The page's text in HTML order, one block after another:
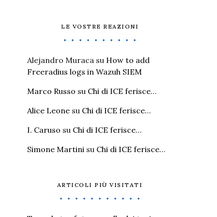
LE VOSTRE REAZIONI
Alejandro Muraca su How to add
Freeradius logs in Wazuh SIEM
Marco Russo su Chi di ICE ferisce…
Alice Leone su Chi di ICE ferisce…
I. Caruso su Chi di ICE ferisce…
Simone Martini su Chi di ICE ferisce…
ARTICOLI PIÙ VISITATI